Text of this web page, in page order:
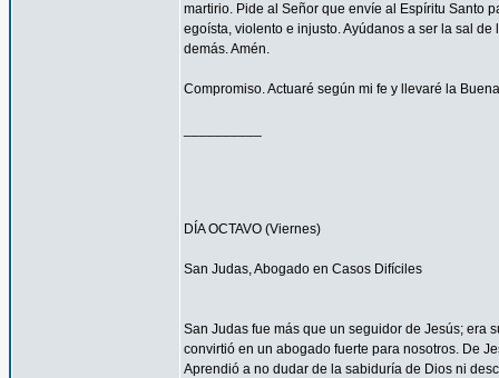
martirio. Pide al Señor que envíe al Espíritu Santo
egoísta, violento e injusto. Ayúdanos a ser la sal
demás. Amén.
Compromiso. Actuaré según mi fe y llevaré la
DÍA OCTAVO (Viernes)
San Judas, Abogado en Casos Difíciles
San Judas fue más que un seguidor de Jesús; era
convirtió en un abogado fuerte para nosotros. De
Aprendió a no dudar de la sabiduría de Dios ni